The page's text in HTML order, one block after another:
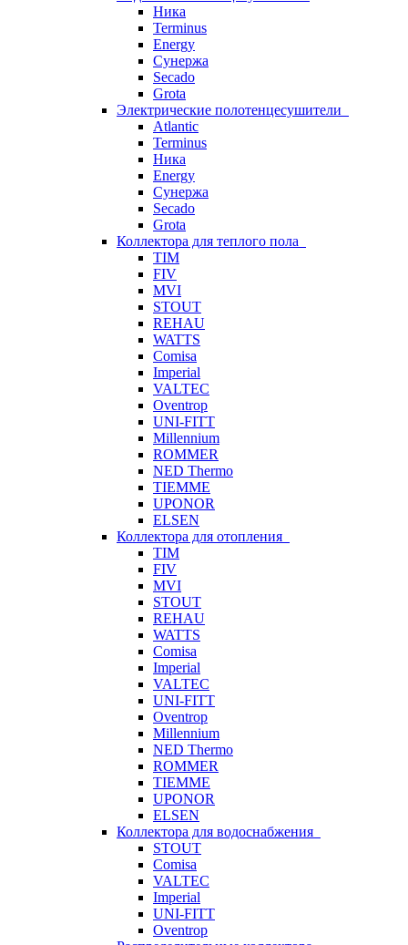
Ника
Terminus
Energy
Сунержа
Secado
Grota
Электрические полотенцесушители
Atlantic
Terminus
Ника
Energy
Сунержа
Secado
Grota
Коллектора для теплого пола
TIM
FIV
MVI
STOUT
REHAU
WATTS
Comisa
Imperial
VALTEC
Oventrop
UNI-FITT
Millennium
ROMMER
NED Thermo
TIEMME
UPONOR
ELSEN
Коллектора для отопления
TIM
FIV
MVI
STOUT
REHAU
WATTS
Comisa
Imperial
VALTEC
UNI-FITT
Oventrop
Millennium
NED Thermo
ROMMER
TIEMME
UPONOR
ELSEN
Коллектора для водоснабжения
STOUT
Comisa
VALTEC
Imperial
UNI-FITT
Oventrop